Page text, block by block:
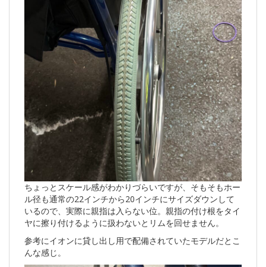
ちょっとスケール感がわかりづらいですが、そもそもホー
ル径も通常の22インチから20インチにサイズダウンして
いるので、実際に親指は入らない位。親指の付け根をタイ
ヤに擦り付けるように扱わないとリムを回せません。
参考にイオンに貸し出し用で配備されていたモデルだとこ
んな感じ。